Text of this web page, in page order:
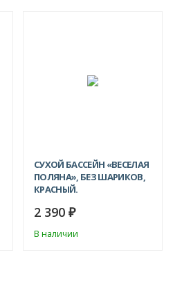
СУХОЙ БАССЕЙН «ВЕСЕЛАЯ
ПОЛЯНА», БЕЗ ШАРИКОВ,
КРАСНЫЙ.
2 390 ₽
В наличии